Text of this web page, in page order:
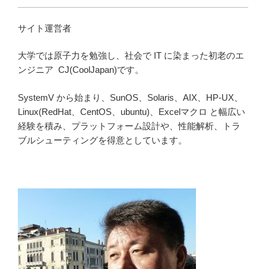
サイト運営者
大学では原子力を勉強し、社会で IT に染まった初老のエ
ンジニア CJ(CoolJapan)です。
SystemV から始まり、SunOS、Solaris、AIX、HP-UX、
Linux(RedHat、CentOS、ubuntu)、Excelマクロ と幅広い
経験を積み、プラットフォーム設計や、性能解析、トラ
ブルシューティングを得意としています。